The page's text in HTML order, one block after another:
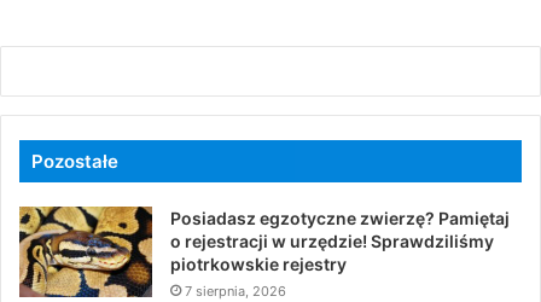
Pozostałe
Posiadasz egzotyczne zwierzę? Pamiętaj
o rejestracji w urzędzie! Sprawdziliśmy
piotrkowskie rejestry
7 sierpnia, 2026